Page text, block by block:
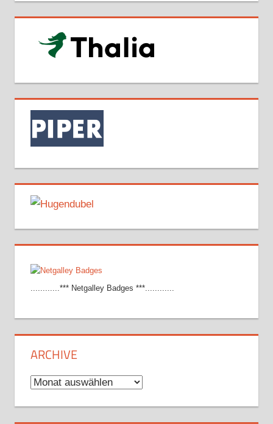
............*** Netgalley Badges ***............
ARCHIVE
Archive